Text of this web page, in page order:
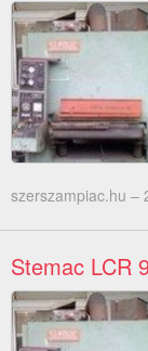
szerszampiac.hu –
Stemac LCR